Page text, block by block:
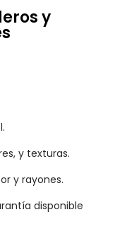
y
y texturas.
y rayones.
disponible